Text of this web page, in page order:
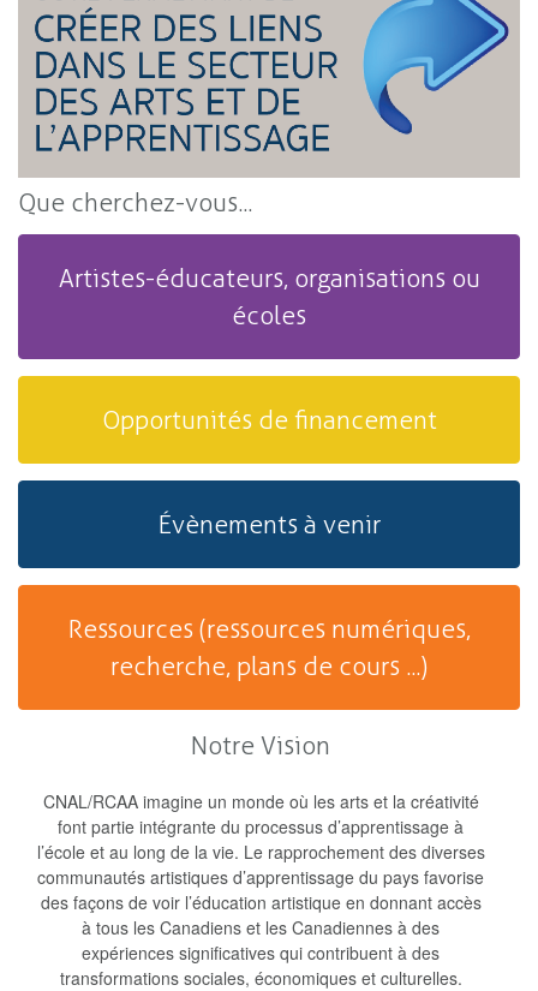
Que cherchez-vous...
Artistes-éducateurs, organisations ou
écoles
Opportunités de financement
Évènements à venir
Ressources (ressources numériques,
recherche, plans de cours ...)
Notre Vision
CNAL/RCAA imagine un monde où les arts et la créativité
font partie intégrante du processus d’apprentissage à
l’école et au long de la vie. Le rapprochement des diverses
communautés artistiques d’apprentissage du pays favorise
des façons de voir l’éducation artistique en donnant accès
à tous les Canadiens et les Canadiennes à des
expériences significatives qui contribuent à des
transformations sociales, économiques et culturelles.